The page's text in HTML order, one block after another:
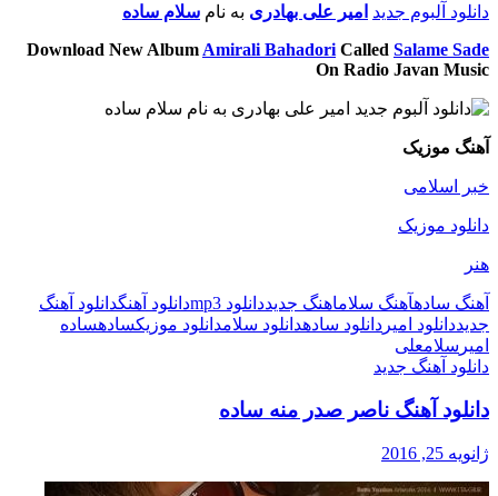
دانلود آلبوم جدید امیر علی بهادری به نام سلام ساده
Download New Album Amirali Bahadori Called Salame Sade
On Radio Javan Music
آهنگ موزیک
خبر اسلامی
دانلود موزیک
هنر
آهنگ سادهآهنگ سلاماهنگ جدیددانلود mp3 دانلود آهنگدانلود آهنگ
جدیددانلود امیر دانلود سادهدانلود سلامدانلود موزیکسادهساده
امیر سلامعلی
دانلود آهنگ جدید
دانلود آهنگ ناصر صدر منه ساده
ژانویه 25, 2016